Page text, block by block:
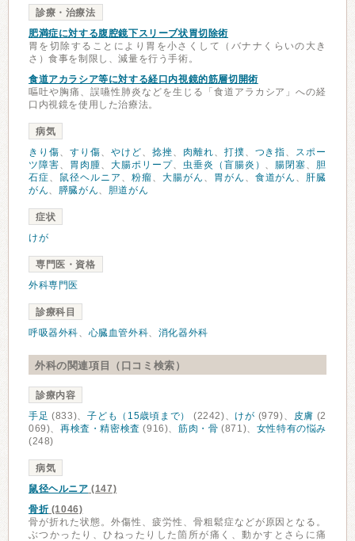
診療・治療法
肥満症に対する腹腔鏡下スリーブ状胃切除術
胃を切除することにより胃を小さくして（バナナくらいの大き
さ）食事を制限し、減量を行う手術。
食道アカラシア等に対する経口内視鏡的筋層切開術
嘔吐や胸痛、誤嚥性肺炎などを生じる「食道アラカシア」への経
口内視鏡を使用した治療法。
病気
きり傷、 すり傷、 やけど、 捻挫、 肉離れ、 打撲、 つき指、 スポー
ツ障害、 胃肉腫、 大腸ポリープ、 虫垂炎（盲腸炎） 、 腸閉塞、 胆
石症、 鼠径ヘルニア 、 粉瘤、 大腸がん 、 胃がん 、 食道がん 、 肝臓
がん、 膵臓がん、 胆道がん
症状
けが
専門医・資格
外科専門医
診療科目
呼吸器外科、 心臓血管外科、 消化器外科
外科の関連項目（口コミ検索）
診療内容
手足 (833)、子ども（15歳頃まで） (2242)、 けが (979)、 皮膚 (2
069)、再検査・精密検査 (916)、筋肉・骨 (871)、 女性特有の悩み
(248)
病気
鼠径ヘルニア (147)
骨折(1046)
骨が折れた状態。外傷性、疲労性、骨粗鬆症などが原因となる。
ぶつかったり、ひねったりした箇所が痛く、動かすとさらに痛